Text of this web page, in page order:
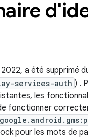
a été supprimé
services-auth ) .
les
fonctionner
pour les mots de